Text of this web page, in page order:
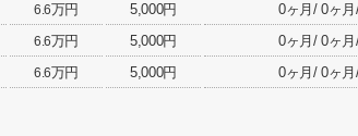
6.6万円 5,000円 0ヶ月/ 0ヶ
6.6万円 5,000円 0ヶ月/ 0ヶ
6.6万円 5,000円 0ヶ月/ 0ヶ